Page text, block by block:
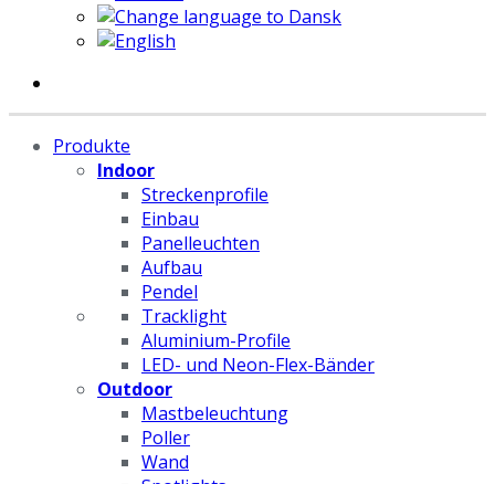
Produkte
Indoor
Streckenprofile
Einbau
Panelleuchten
Aufbau
Pendel
Tracklight
Aluminium-Profile
LED- und Neon-Flex-Bänder
Outdoor
Mastbeleuchtung
Poller
Wand